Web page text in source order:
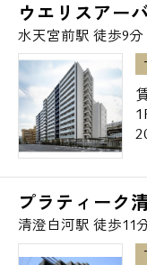
●郵便局
江東永代郵便
IBM箱崎ビル内
東京シティター
●図書館
江東区立深川
●銀行
みずほ銀行深川
ウエリスアー
水天宮前駅 徒歩9分
プラティーク
清澄白河駅 徒歩11